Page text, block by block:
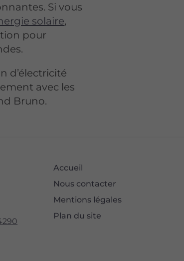
Si vous
solaire,
pour
d’électricité
avec les
Bruno.
Accueil
Nous contacter
Mentions légales
Plan du site